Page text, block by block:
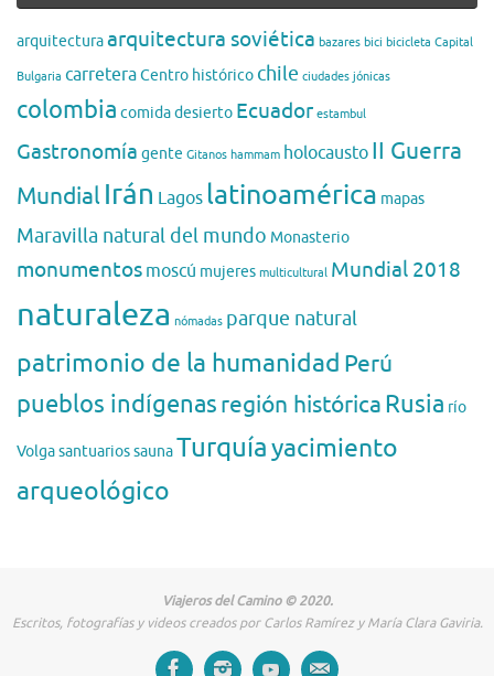
arquitecturaarquitectura soviética bazares bici bicicleta Capital
Bulgaria carreteraCentro histórico chile ciudades jónicas
colombia comidadesierto Ecuador estambul
Gastronomía gente Gitanos hammam holocausto II Guerra
MundialIrán Lagos latinoamérica mapas
Maravilla natural del mundo Monasterio
monumentos moscú mujeres multicultural Mundial 2018
naturaleza nómadas parque natural
patrimonio de la humanidad Perú
pueblos indígenasregión históricaRusia río
VolgasantuariossaunaTurquíayacimiento
arqueológico
Viajeros del Camino © 2020.
Escritos, fotografías y videos creados por Carlos Ramírez y María Clara Gaviria.